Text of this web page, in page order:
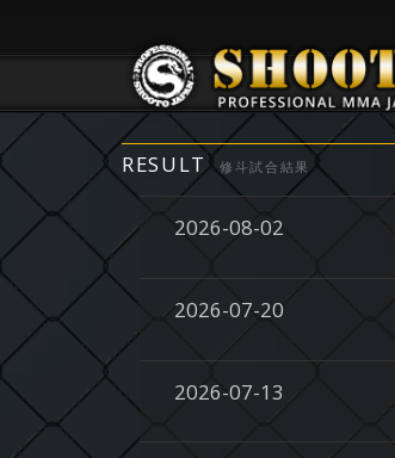
RESULT 修斗試合結果
2026-08-02
2026-07-20
2026-07-13